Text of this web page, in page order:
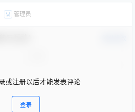
M 管理员
或注册以后才能发表评论
登录